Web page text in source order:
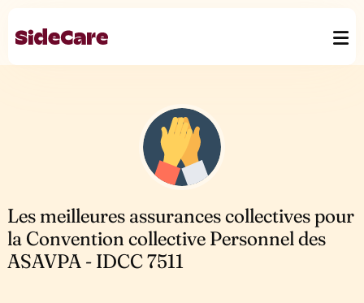
Les meilleures assurances collectives pour
la Convention collective Personnel des
ASAVPA - IDCC 7511